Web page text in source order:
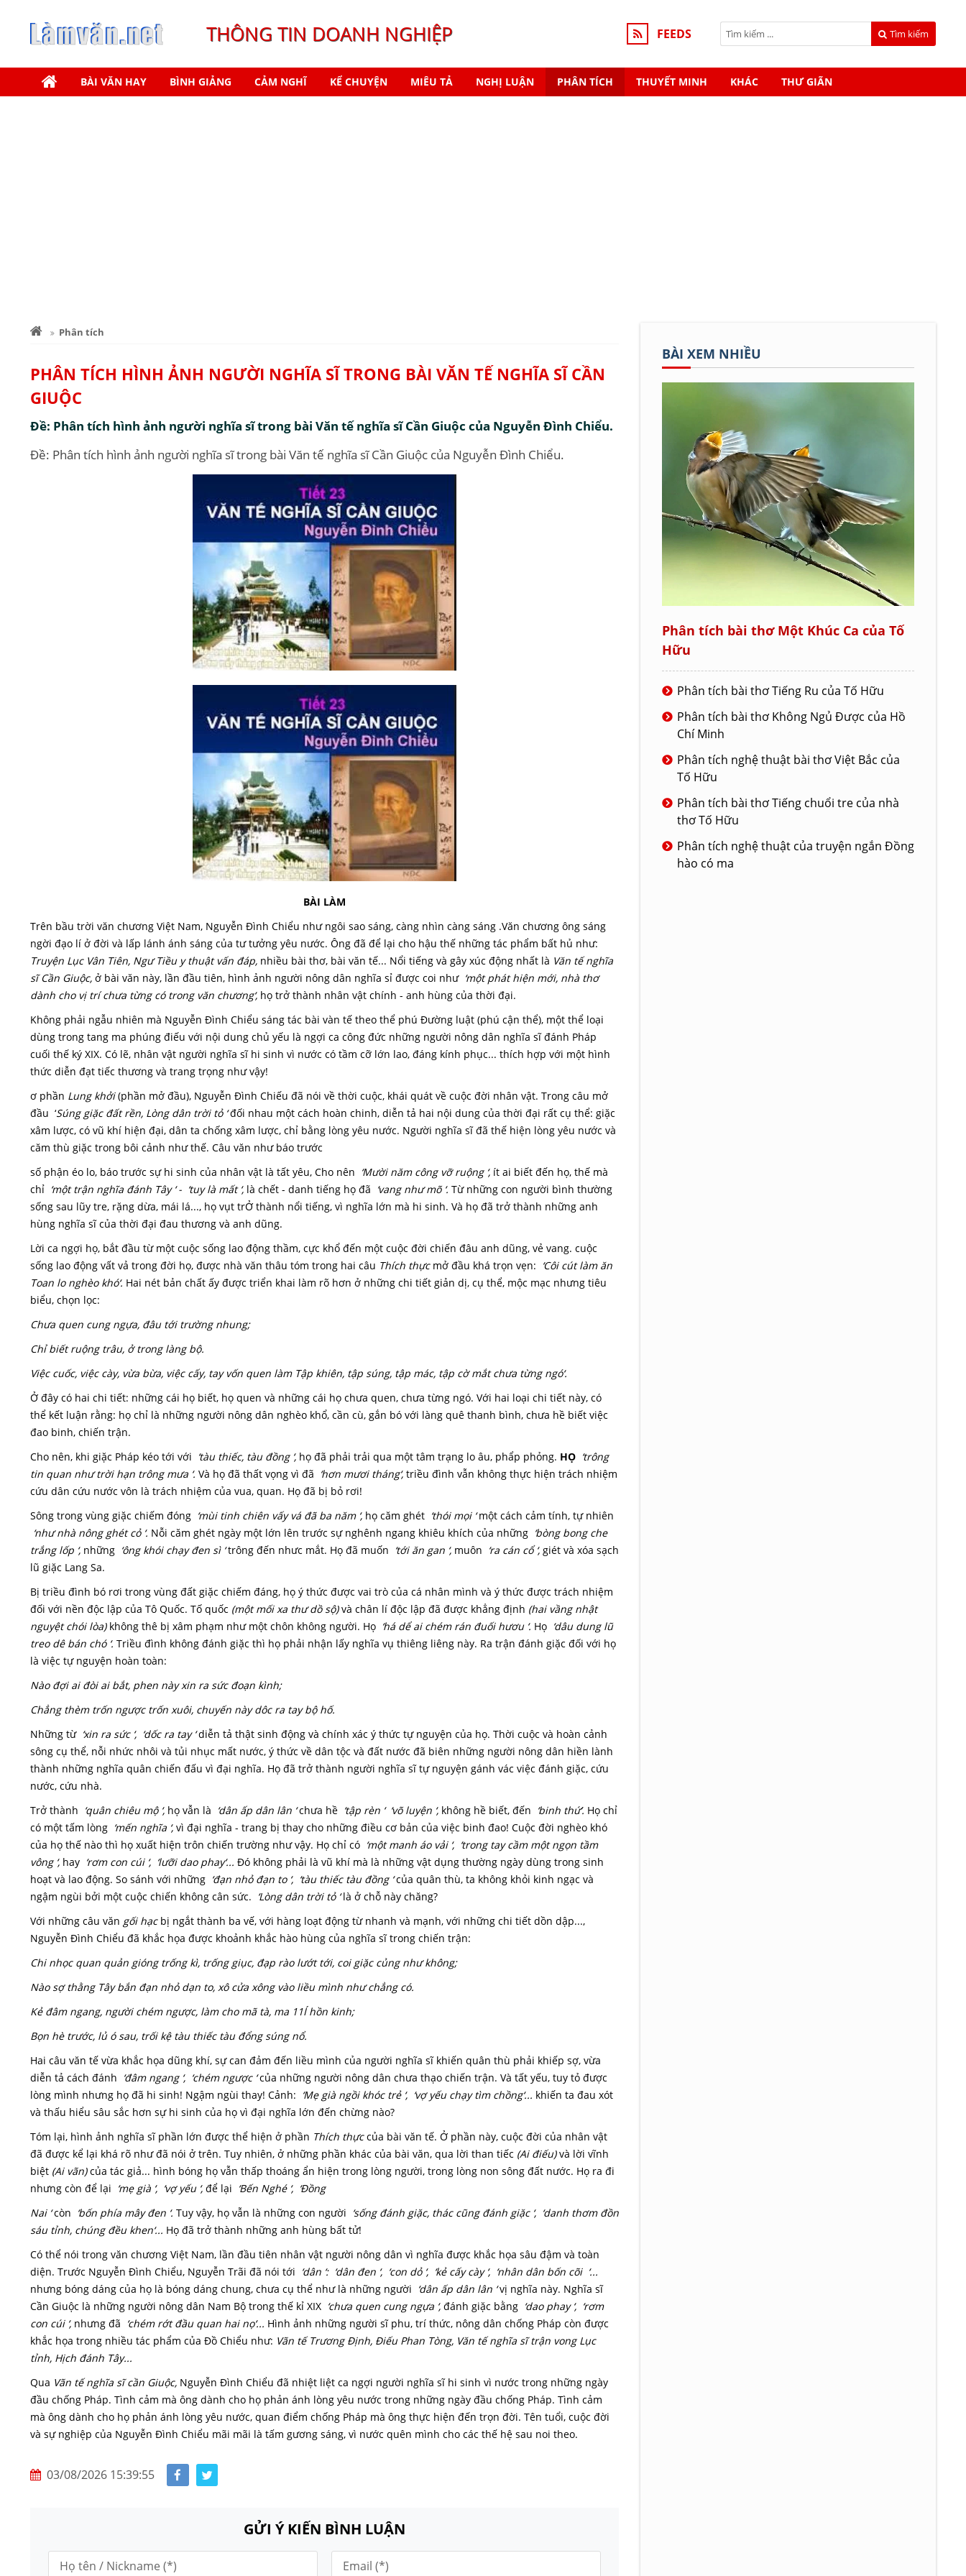
THÔNG TIN DOANH NGHIỆP FEEDS Tìm kiếm
BÀI VĂN HAY BÌNH GIẢNG CẢM NGHĨ KỂ CHUYỆN MIÊU TẢ NGHỊ LUẬN PHÂN TÍCH THUYẾT MINH KHÁC THƯ GIÃN
Phân tích
PHÂN TÍCH HÌNH ẢNH NGƯỜI NGHĨA SĨ TRONG BÀI VĂN TẾ NGHĨA SĨ CẦN
GIUỘC
Đề: Phân tích hình ảnh người nghĩa sĩ trong bài Văn tế nghĩa sĩ Cần Giuộc của Nguyễn Đình Chiểu.
Đề: Phân tích hình ảnh người nghĩa sĩ trong bài Văn tế nghĩa sĩ Cần Giuộc của Nguyễn Đình Chiểu.
BÀI LÀM
Trên bầu trời văn chương Việt Nam, Nguyễn Đình Chiểu như ngôi sao sáng, càng nhìn càng sáng .Văn chương ông sáng
ngời đạo lí ở đời và lấp lánh ánh sáng của tư tưởng yêu nước. Ông đã để lại cho hậu thế những tác phẩm bất hủ như:
Truyện Lục Vân Tiên, Ngư Tiều y thuật vấn đáp, nhiều bài thơ, bài văn tế... Nổi tiếng và gây xúc động nhất là Văn tế nghĩa
sĩ Cần Giuộc, ở bài văn này, lần đầu tiên, hình ảnh người nông dân nghĩa sỉ được coi như ‘một phát hiện mới, nhà thơ
dành cho vị trí chưa từng có trong văn chương‘, họ trở thành nhân vật chính - anh hùng của thời đại.
Không phải ngẫu nhiên mà Nguyễn Đình Chiểu sáng tác bài vàn tế theo thể phú Đường luật (phú cận thể), một thể loại
dùng trong tang ma phúng điếu với nội dung chủ yếu là ngợi ca công đức những người nông dân nghĩa sĩ đánh Pháp
cuối thế ký XIX. Có lẽ, nhân vật người nghĩa sĩ hi sinh vì nước có tầm cỡ lớn lao, đáng kính phục... thích hợp với một hình
thức diễn đạt tiếc thương và trang trọng như vậy!
ơ phần Lung khởi(phần mở đầu), Nguyễn Đình Chiếu đã nói về thời cuộc, khái quát về cuộc đời nhân vật. Trong câu mở
đầu ‘Súng giặc đất rền, Lòng dân trời tỏ ‘ đối nhau một cách hoàn chinh, diễn tả hai nội dung của thời đại rất cụ thể: giặc
xâm lược, có vũ khí hiện đại, dân ta chống xâm lược, chỉ bằng lòng yêu nước. Người nghĩa sĩ đã thế hiện lòng yêu nước và
căm thù giặc trong bôi cảnh như thế. Câu văn như báo trước
số phận éo lo, báo trước sự hi sinh của nhân vật là tất yêu, Cho nên ‘Mười năm công vỡ ruộng ‘, ít ai biết đến họ, thế mà
chỉ ‘một trận nghĩa đánh Tây ‘ - ‘tuy là mất ‘, là chết - danh tiếng họ đã ‘vang như mõ ‘. Từ những con người bình thường
sống sau lũy tre, rặng dừa, mái lá..., họ vụt trỞ thành nổi tiếng, vì nghĩa lớn mà hi sinh. Và họ đã trở thành những anh
hùng nghĩa sĩ của thời đại đau thương và anh dũng.
Lời ca ngợi họ, bắt đầu từ một cuộc sống lao động thầm, cực khổ đến một cuộc đời chiến đâu anh dũng, vẻ vang. cuộc
sống lao động vất vả trong đời họ, được nhà văn thâu tóm trong hai câu Thích thựcmở đầu khá trọn vẹn: ‘Côi cút làm ăn
Toan lo nghèo khó‘. Hai nét bản chất ấy được triển khai làm rõ hơn ở những chi tiết giản dị, cụ thể, mộc mạc nhưng tiêu
biểu, chọn lọc:
Chưa quen cung ngựa, đâu tới trường nhung;
Chỉ biết ruộng trâu, ở trong làng bộ.
Việc cuốc, việc cày, vừa bừa, việc cấy, tay vốn quen làm Tập khiên, tập súng, tập mác, tập cờ mắt chưa từng ngó‘.
Ở đây có hai chi tiết: những cái họ biết, họ quen và những cái họ chưa quen, chưa từng ngó. Với hai loại chi tiết này, có
thể kết luận rằng: họ chỉ là những người nông dân nghèo khổ, cần cù, gắn bó với làng quê thanh bình, chưa hề biết việc
đao binh, chiến trận.
Cho nên, khi giặc Pháp kéo tới với ‘tàu thiếc, tàu đồng ‘, họ đã phải trải qua một tâm trạng lo âu, phẩp phỏng. HỌ ‘trông
tin quan như trời hạn trông mưa ‘. Và họ đã thất vọng vì đã ‘hơn mươi tháng‘, triều đình vẫn không thực hiện trách nhiệm
cứu dân cứu nước vôn là trách nhiệm của vua, quan. Họ đã bị bỏ rơi!
Sông trong vùng giặc chiếm đóng ‘mùi tinh chiên vấy vá đã ba năm ‘, họ căm ghét ‘thói mọi ‘ một cách cảm tính, tự nhiên
‘như nhà nông ghét cỏ ‘. Nỗi căm ghét ngày một lớn lên trước sự nghênh ngang khiêu khích của những ‘bòng bong che
trắng lốp ‘, những ‘ông khói chạy đen sì ‘ trông đến nhưc mắt. Họ đã muốn ‘tới ăn gan ‘, muôn ‘ra cán cổ ‘, giét và xóa sạch
lũ giặc Lang Sa.
Bị triều đình bó rơi trong vùng đất giặc chiếm đáng, họ ý thức được vai trò của cá nhân mình và ý thức được trách nhiệm
đối với nền độc lập của Tô Quốc. Tố quốc (một mối xa thư dồ sộ)và chân lí độc lập đã được khẳng định (hai vầng nhật
nguyệt chói lòa)không thê bị xâm phạm như một chôn không người. Họ ‘há dể ai chém rán đuối hươu ‘. Họ ‘dâu dung lũ
treo dê bán chó ‘. Triều đình không đánh giặc thì họ phải nhận lấy nghĩa vụ thiêng liêng này. Ra trận đánh giặc đối với họ
là việc tự nguyện hoàn toàn:
Nào đợi ai đòi ai bắt, phen này xin ra sức đoạn kình;
Chẳng thèm trốn ngược trốn xuôi, chuyến này dôc ra tay bộ hố.
Những từ ‘xin ra sức ‘, ‘dốc ra tay ‘ diễn tả thật sinh động và chính xác ý thức tự nguyện của họ. Thời cuộc và hoàn cảnh
sông cụ thể, nỗi nhức nhôi và tủi nhục mất nước, ý thức về dân tộc và đất nước đã biên những người nông dân hiền lành
thành những nghĩa quân chiến đấu vì đại nghĩa. Họ đã trở thành người nghĩa sĩ tự nguyện gánh vác việc đánh giặc, cứu
nước, cứu nhà.
Trở thành ‘quân chiêu mộ ‘, họ vẫn là ‘dân ấp dân lân ‘ chưa hề ‘tập rèn ‘ ‘võ luyện ‘, không hề biết, đến ‘binh thứ’. Họ chỉ
có một tấm lòng ‘mến nghĩa ‘, vì đại nghĩa - trang bị thay cho những điều cơ bản của việc binh đao! Cuộc đời nghèo khó
của họ thế nào thì họ xuất hiện trôn chiến trường như vậy. Họ chỉ có ‘một manh áo vải ‘, ‘trong tay cầm một ngọn tầm
vông ‘, hay ‘rơm con cúi ‘, ‘lưỡi dao phay‘... Đó không phải là vũ khí mà là những vật dụng thường ngày dùng trong sinh
hoạt và lao động. So sánh với những ‘đạn nhỏ đạn to ‘, ‘tàu thiếc tàu đồng ‘ của quân thù, ta không khỏi kinh ngạc và
ngậm ngùi bởi một cuộc chiến không cân sức. ‘Lòng dân trời tỏ ‘ là ở chỗ này chăng?
Với những câu văn gối hạcbị ngắt thành ba vế, với hàng loạt động từ nhanh và mạnh, với những chi tiết dồn dập...,
Nguyễn Đình Chiểu đã khắc họa được khoảnh khắc hào hùng của nghĩa sĩ trong chiến trận:
Chi nhọc quan quản gióng trống kì, trống giục, đạp rào lướt tới, coi giặc củng như không;
Nào sợ thằng Tây bắn đạn nhỏ dạn to, xô cửa xông vào liều mình như chẳng có.
Kẻ đâm ngang, người chém ngược, làm cho mã tà, ma 11Í hồn kinh;
Bọn hè trước, lủ ó sau, trối kệ tàu thiếc tàu đổng súng nổ.
Hai câu văn tế vừa khắc họa dũng khí, sự can đảm đến liều mình của người nghĩa sĩ khiến quân thù phải khiếp sợ, vừa
diễn tả cách đánh ‘đâm ngang ‘, ‘chém ngược ‘ của những người nông dân chưa thạo chiến trận. Và tất yếu, tuy tỏ được
lòng mình nhưng họ đã hi sinh! Ngậm ngùi thay! Cảnh: ‘Mẹ già ngồi khóc trẻ ‘, ‘vợ yếu chạy tìm chồng‘... khiến ta đau xót
và thấu hiểu sâu sắc hơn sự hi sinh của họ vì đại nghĩa lớn đến chừng nào?
Tóm lại, hình ảnh nghĩa sĩ phần lớn được thể hiện ở phần Thích thựccủa bài văn tế. Ở phần này, cuộc đời của nhân vật
đã được kể lại khá rõ như đã nói ở trên. Tuy nhiên, ở những phần khác của bài văn, qua lời than tiếc (Ai điếu)và lời vĩnh
biệt (Ai vãn)của tác giả... hình bóng họ vẫn thấp thoáng ẩn hiện trong lòng người, trong lòng non sông đất nước. Họ ra đi
nhưng còn để lại ‘mẹ già ‘, ‘vợ yếu ‘, để lại ‘Bến Nghé ‘, ‘Đồng
Nai ‘ còn ‘bốn phía mây đen ‘. Tuy vậy, họ vẫn là những con người ‘sống đánh giặc, thác cũng đánh giặc ‘, ‘danh thơm đồn
sáu tỉnh, chúng đều khen‘... Họ đã trở thành những anh hùng bất tử!
Có thể nói trong văn chương Việt Nam, lần đầu tiên nhân vật người nông dân vì nghĩa được khắc họa sâu đậm và toàn
diện. Trước Nguyễn Đình Chiểu, Nguyễn Trãi đã nói tới ‘dân ‘: ‘dân đen ‘, ‘con dỏ ‘, ‘kẻ cấy cày ‘, ‘nhân dân bốn cõi ‘...
nhưng bóng dáng của họ là bóng dáng chung, chưa cụ thể như là những người ‘dân ấp dân lân ‘ vị nghĩa này. Nghĩa sĩ
Cần Giuộc là những người nông dân Nam Bộ trong thế kỉ XIX ‘chưa quen cung ngựa ‘, đánh giặc bằng ‘dao phay ‘, ‘rơm
con cúi ‘, nhưng đã ‘chém rớt đầu quan hai nọ‘... Hình ảnh những người sĩ phu, trí thức, nông dân chống Pháp còn được
khắc họa trong nhiều tác phẩm của Đồ Chiểu như: Vãn tế Trương Định, Điếu Phan Tòng, Văn tế nghĩa sĩ trận vong Lục
tỉnh, Hịch đánh Tây...
Qua Vãn tế nghĩa sĩ cần Giuộc, Nguyễn Đình Chiểu đã nhiệt liệt ca ngợi người nghĩa sĩ hi sinh vì nước trong những ngày
đầu chống Pháp. Tình cảm mà ông dành cho họ phản ánh lòng yêu nước trong những ngày đầu chống Pháp. Tình cảm
mà ông dành cho họ phản ánh lòng yêu nước, quan điểm chống Pháp mà ông thực hiện đến trọn đời. Tên tuổi, cuộc đời
và sự nghiệp của Nguyễn Đình Chiểu mãi mãi là tấm gương sáng, vì nước quên mình cho các thế hệ sau noi theo.
03/08/2026 15:39:55
GỬI Ý KIẾN BÌNH LUẬN
BÀI XEM NHIỀU
Phân tích bài thơ Một Khúc Ca của Tố
Hữu
Phân tích bài thơ Tiếng Ru của Tố Hữu
Phân tích bài thơ Không Ngủ Được của Hồ
Chí Minh
Phân tích nghệ thuật bài thơ Việt Bắc của
Tố Hữu
Phân tích bài thơ Tiếng chuổi tre của nhà
thơ Tố Hữu
Phân tích nghệ thuật của truyện ngắn Đồng
hào có ma